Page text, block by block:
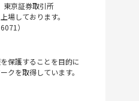
東京証券取引所
場しております。
）
保護することを目的に
クを取得しています。